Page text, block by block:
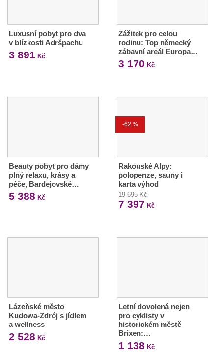
Luxusní pobyt pro dva
v blízkosti Adršpachu
3 891 Kč
Zážitek pro celou
rodinu: Top německý
zábavní areál Europa…
3 170 Kč
Beauty pobyt pro dámy
plný relaxu, krásy a
péče, Bardejovské…
5 388 Kč
-62 %
Rakouské Alpy:
polopenze, sauny i
karta výhod
19 695 Kč
7 397 Kč
Lázeňské město
Kudowa-Zdrój s jídlem
a wellness
2 528 Kč
Letní dovolená nejen
pro cyklisty v
historickém městě
Brixen:…
1 138 Kč